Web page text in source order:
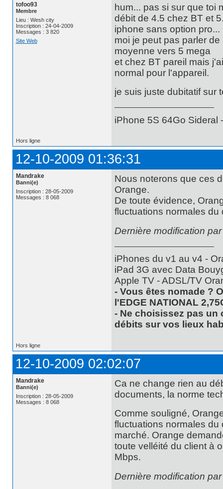
tofoo93
Membre
Lieu : Wesh city
Inscription : 24-04-2009
Messages : 3 820
Site Web
hum... pas si sur que toi
débit de 4.5 chez BT et
iphone sans option pro...
moi je peut pas parler
moyenne vers 5 mega
et chez BT pareil mais
normal pour l'appareil.
je suis juste dubitatif sur
iPhone 5S 64Go Sideral
Hors ligne
12-10-2009 01:36:31
Mandrake
Banni(e)
Inscription : 28-05-2009
Messages : 8 068
Nous noterons que ces
Orange.
De toute évidence,
fluctuations normales du
Dernière modification
iPhones du v1 au v4 -
iPad 3G avec Data
Apple TV - ADSL/TV
- Vous êtes nomade ?
l'EDGE NATIONAL
- Ne choisissez pas un
débits sur vos lieux
Hors ligne
12-10-2009 02:02:07
Mandrake
Banni(e)
Inscription : 28-05-2009
Messages : 8 068
Ca ne change rien au
documents, la norme
Comme souligné,
fluctuations normales du
marché. Orange
toute velléité du client à
Mbps.
Dernière modification